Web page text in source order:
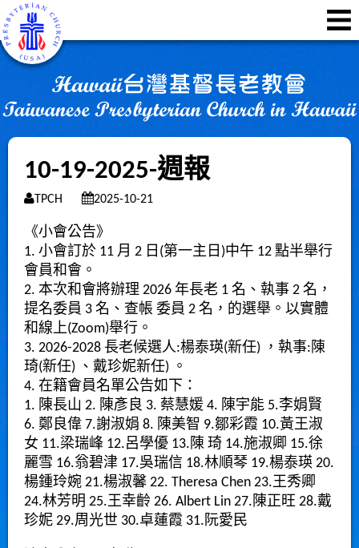
10-19-2025-週報
TPCH 2025-10-21
《小會公告》
1. 小會訂於 11 月 2 日(第一主日)中午 12 點半舉行
會員和會。
2. 本次和會將辦理 2026 年長老 1 名、執事 2 名，
提名委員 3 名、查帳 委員 2 名，的選舉。以實體
和線上(Zoom)舉行。
3. 2026-2028 長老候選人:楊泰瑛(新任) ，執事:陳
琦(新任) 、戴珍妮新任) 。
4. 在籍會員名單公告如下：
1. 陳長山 2. 陳彥良 3. 蔡慧媛 4. 陳宇能 5.李娟賢
6. 鄭良偉 7.謝淑娟 8. 陳美智 9.鄒彩霞 10.黃王淑
女 11.梁瑞峰 12.呂學優 13.陳 琦 14.施淑卿 15.徐
麗雪 16.翁碧津 17.吳瑞信 18.林順琴 19.楊泰瑛 20.
楊鍾玲婉 21.楊淑馨 22. Theresa Chen 23.王秀卿
24.林芳明 25.王幸齡 26. Albert Lin 27.陳正旺 28.戴
珍妮 29.周光世 30.卓蓮霞 31.阮愛民